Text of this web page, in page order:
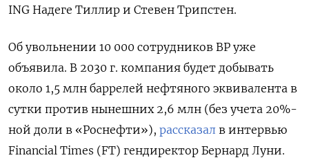
ING Надеге Тиллир и Стевен Трипстен.
Об увольнении 10 000 сотрудников ВР уже
объявила. В 2030 г. компания будет добывать
около 1,5 млн баррелей нефтяного эквивалента в
сутки против нынешних 2,6 млн (без учета 20%-
ной доли в «Роснефти»), рассказал в интервью
Financial Times (FT) гендиректор Бернард Луни.